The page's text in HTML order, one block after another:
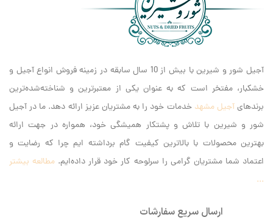
آجیل شور و شیرین با بیش از 10 سال سابقه در زمینه فروش انواع آجیل و
خشکبار، مفتخر است که به عنوان یکی از معتبرترین و شناخته‌شده‌ترین
برندهایآجیل مشهد خدمات خود را به مشتریان عزیز ارائه دهد. ما در آجیل
شور و شیرین با تلاش و پشتکار همیشگی خود، همواره در جهت ارائه
بهترین محصولات با بالاترین کیفیت گام برداشته ایم‌ چرا که رضایت و
اعتماد شما مشتریان گرامی را سرلوحه کار خود قرار داده‌ایم. مطالعه بیشتر
...
ارسال سریع سفارشات